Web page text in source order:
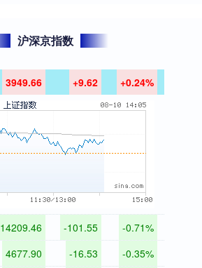
沪深京指数
3949.66 +9.62 +0.24%
14209.46 -101.55 -0.71%
4677.90 -16.53 -0.35%